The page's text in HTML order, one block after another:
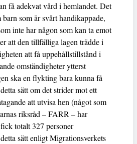
få adekvat vård i hemlandet. Det
som är svårt handikappade,
inte har någon som kan ta emot
att den tillfälliga lagen trädde i
att få uppehållstillstånd i
omständigheter ytterst
ska en flykting bara kunna få
sätt om det strider mot ett
att utvisa hen (något som
riksråd – FARR – har
totalt 327 personer
sätt enligt Migrationsverkets